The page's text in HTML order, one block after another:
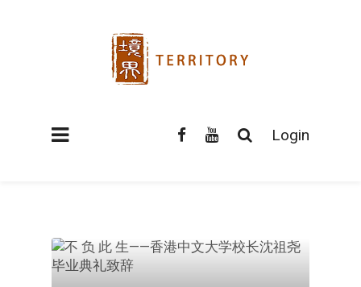
Login